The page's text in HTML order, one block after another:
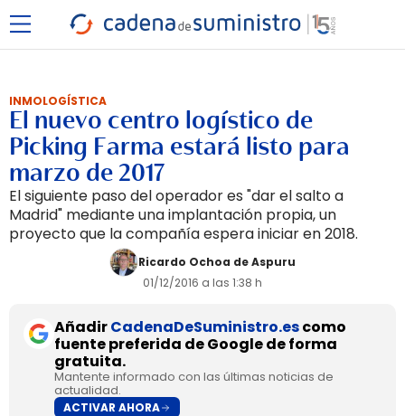
INMOLOGÍSTICA
El nuevo centro logístico de
Picking Farma estará listo para
marzo de 2017
El siguiente paso del operador es "dar el salto a
Madrid" mediante una implantación propia, un
proyecto que la compañía espera iniciar en 2018.
Ricardo Ochoa de Aspuru
01/12/2016 a las 1:38 h
AñadirCadenaDeSuministro.escomo
fuente preferida de Google de forma
gratuita.
Mantente informado con las últimas noticias de
actualidad.
ACTIVAR AHORA